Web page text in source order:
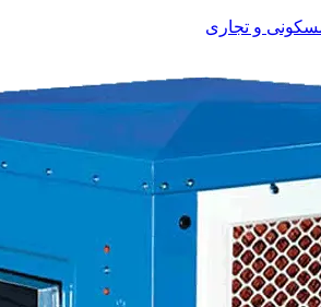
و تجاری